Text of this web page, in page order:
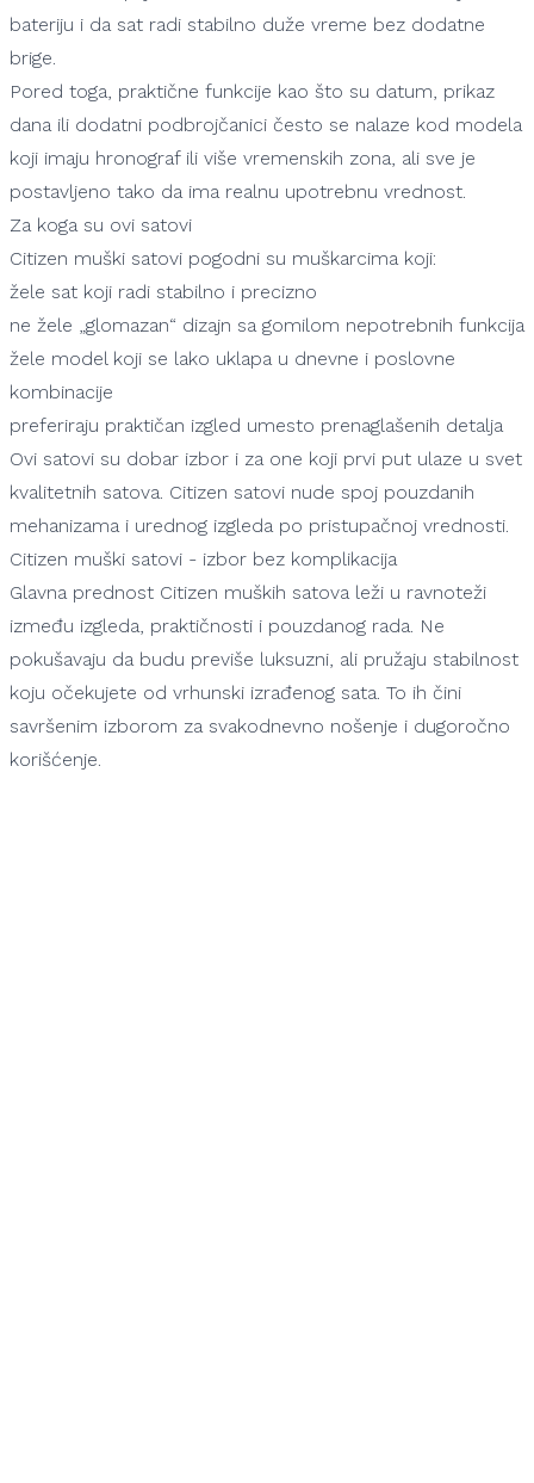
bateriju i da sat radi stabilno duže vreme bez dodatne
brige.
Pored toga, praktične funkcije kao što su datum, prikaz
dana ili dodatni podbrojčanici često se nalaze kod modela
koji imaju hronograf ili više vremenskih zona, ali sve je
postavljeno tako da ima realnu upotrebnu vrednost.
Za koga su ovi satovi
Citizen muški satovi pogodni su muškarcima koji:
žele sat koji radi stabilno i precizno
ne žele „glomazan“ dizajn sa gomilom nepotrebnih funkcija
žele model koji se lako uklapa u dnevne i poslovne
kombinacije
preferiraju praktičan izgled umesto prenaglašenih detalja
Ovi satovi su dobar izbor i za one koji prvi put ulaze u svet
kvalitetnih satova. Citizen satovi nude spoj pouzdanih
mehanizama i urednog izgleda po pristupačnoj vrednosti.
Citizen muški satovi - izbor bez komplikacija
Glavna prednost Citizen muških satova leži u ravnoteži
između izgleda, praktičnosti i pouzdanog rada. Ne
pokušavaju da budu previše luksuzni, ali pružaju stabilnost
koju očekujete od vrhunski izrađenog sata. To ih čini
savršenim izborom za svakodnevno nošenje i dugoročno
korišćenje.